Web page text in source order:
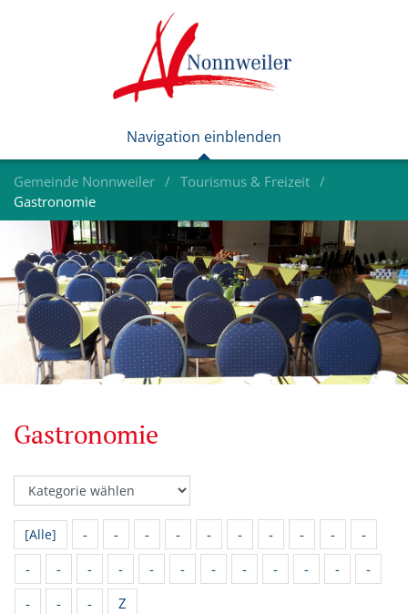
Gemeinde Nonnweiler
Tourismus & Freizeit
Gastronomie
Gastronomie
[Alle] - - - - - - - - -
-
-
- - - - - - - - - -
-
-
- - Z